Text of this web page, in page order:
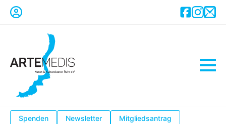
Spenden Newsletter Mitgliedsantrag